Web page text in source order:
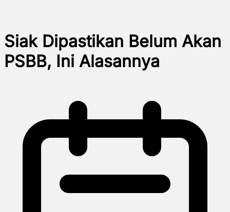
Siak Dipastikan Belum Akan
PSBB, Ini Alasannya